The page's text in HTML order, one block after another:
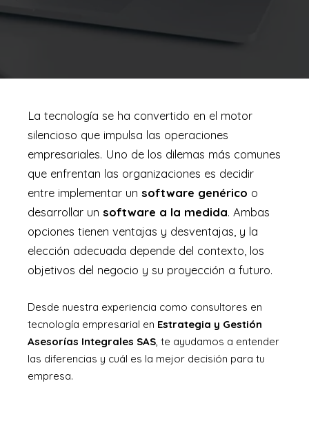
La tecnología se ha convertido en el motor
silencioso que impulsa las operaciones
empresariales. Uno de los dilemas más comunes
que enfrentan las organizaciones es decidir
entre implementar un software genérico o
desarrollar un software a la medida. Ambas
opciones tienen ventajas y desventajas, y la
elección adecuada depende del contexto, los
objetivos del negocio y su proyección a futuro.
Desde nuestra experiencia como consultores en
tecnología empresarial en Estrategia y Gestión
Asesorías Integrales SAS , te ayudamos a entender
las diferencias y cuál es la mejor decisión para tu
empresa.